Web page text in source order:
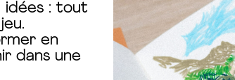
idées : tout
en
dans une